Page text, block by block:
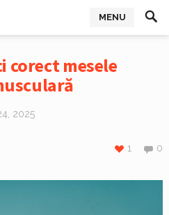
MENU
corect mesele
2025
0
1